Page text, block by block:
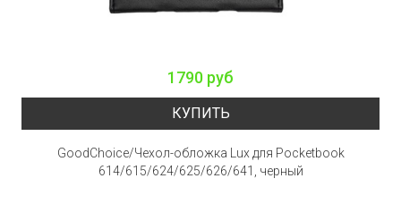
1790 руб
КУПИТЬ
GoodChoice/Чехол-обложка Lux для Pocketbook
614/615/624/625/626/641, черный